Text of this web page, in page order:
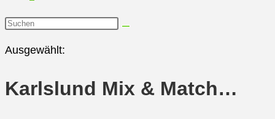
Diese
durchsuchen
Ausgewählt:
Karlslund Mix & Match…